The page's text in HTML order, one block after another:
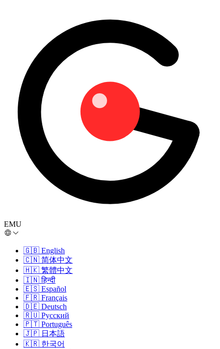
EMU
🇬🇧 English
🇨🇳 简体中文
🇭🇰 繁體中文
🇮🇳 हिन्दी
🇪🇸 Español
🇫🇷 Français
🇩🇪 Deutsch
🇷🇺 Русский
🇵🇹 Português
🇯🇵 日本語
🇰🇷 한국어